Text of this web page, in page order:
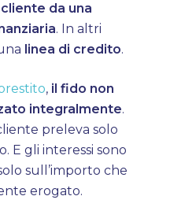
da una
. In altri
linea di credito.
, il fido non
integralmente.
preleva solo
E gli interessi sono
sull’importo che
erogato.